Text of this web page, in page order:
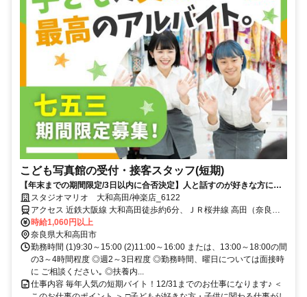
こども写真館の受付・接客スタッフ(短期)
【年末までの期間限定/3日以内に合否決定】人と話すのが好きな方にピ
ッタリ！扶養内も◎髪色・ネイル色自由♪
スタジオマリオ 大和高田/神楽店_6122
アクセス 近鉄大阪線 大和高田徒歩約6分、ＪＲ桜井線 高田（奈良
県）東口徒歩約11分、ＪＲ和歌山線 高田（奈良県）東口徒歩約11分
近鉄大阪線「大和高田駅」より徒歩6分
時給1,060円以上
奈良県大和高田市
勤務時間 (1)9:30～15:00 (2)11:00～16:00 または、13:00～18:00の間
の3～4時間程度 ◎週2～3日程度 ◎勤務時間、曜日については面接時
に ご相談ください｡ ◎扶養内...
仕事内容 毎年人気の短期バイト！12/31までのお仕事になります♪ ＜